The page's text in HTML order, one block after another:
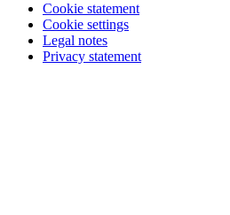
Cookie statement
Cookie settings
Legal notes
Privacy statement